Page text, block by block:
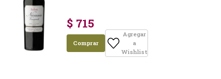
$ 715
Comprar
Agregar
a
Wishlist